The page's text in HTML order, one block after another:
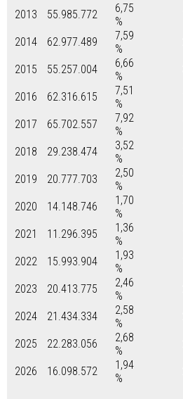
2013
55.985.772
6,75
%
2014
62.977.489
7,59
%
2015
55.257.004
6,66
%
2016
62.316.615
7,51
%
2017
65.702.557
7,92
%
2018
29.238.474
3,52
%
2019
20.777.703
2,50
%
2020
14.148.746
1,70
%
2021
11.296.395
1,36
%
2022
15.993.904
1,93
%
2023
20.413.775
2,46
%
2024
21.434.334
2,58
%
2025
22.283.056
2,68
%
2026
16.098.572
1,94
%